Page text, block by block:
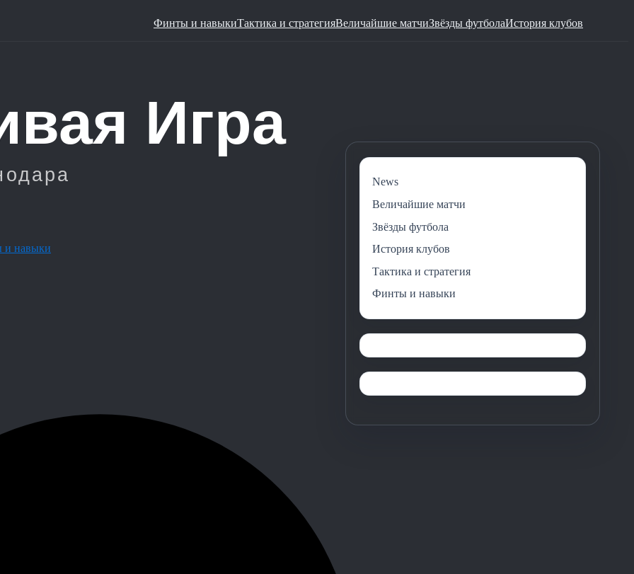
Финты и навыкиТактика и стратегияВеличайшие матчиЗвёзды футболаИстория клубов
навыки
News
Величайшие матчи
Звёзды футбола
История клубов
Тактика и стратегия
Финты и навыки